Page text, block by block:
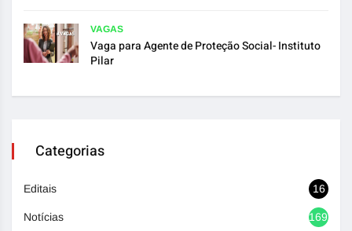
VAGAS
Vaga para Agente de Proteção Social- Instituto
Pilar
Categorias
Editais 16
Notícias 1692